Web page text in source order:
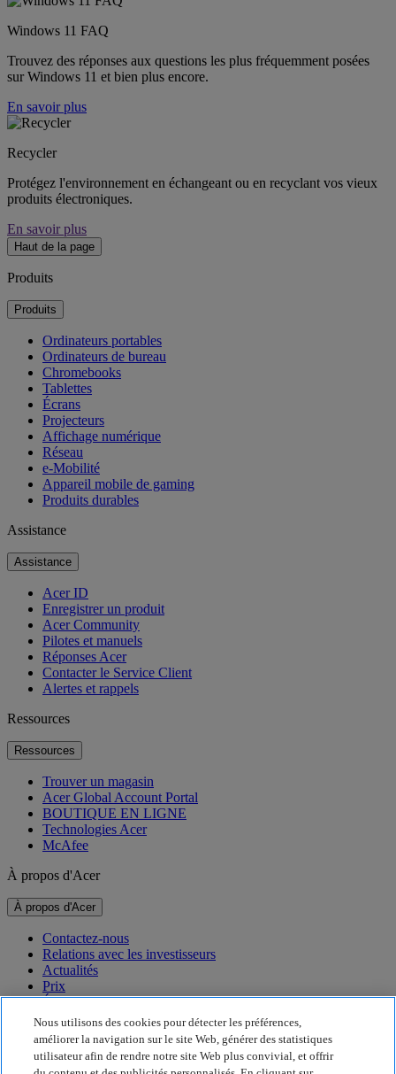
Windows 11 FAQ
Trouvez des réponses aux questions les plus fréquemment posées
sur Windows 11 et bien plus encore.
En savoir plus
Recycler
Protégez l'environnement en échangeant ou en recyclant vos vieux
produits électroniques.
En savoir plus
Haut de la page
Produits
Produits
Ordinateurs portables
Ordinateurs de bureau
Chromebooks
Tablettes
Écrans
Projecteurs
Affichage numérique
Réseau
e-Mobilité
Appareil mobile de gaming
Produits durables
Assistance
Assistance
Acer ID
Enregistrer un produit
Acer Community
Pilotes et manuels
Réponses Acer
Contacter le Service Client
Alertes et rappels
Ressources
Ressources
Trouver un magasin
Acer Global Account Portal
BOUTIQUE EN LIGNE
Technologies Acer
McAfee
À propos d'Acer
À propos d'Acer
Contactez-nous
Relations avec les investisseurs
Actualités
Prix
Événements
Développement durable
Développement durable
Nous utilisons des cookies pour détecter les préférences,
améliorer la navigation sur le site Web, générer des statistiques
utilisateur afin de rendre notre site Web plus convivial, et offrir